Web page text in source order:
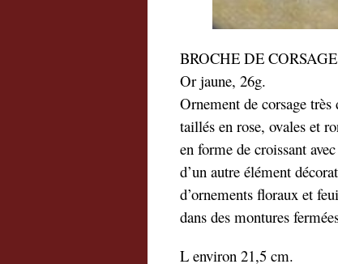
BROCHE DE
Or jaune, 26g.
Ornement de corsage
taillés en rose, ovales et
en forme de croissant
d’un autre élément
d’ornements floraux et
dans des montures
L environ 21,5 cm.